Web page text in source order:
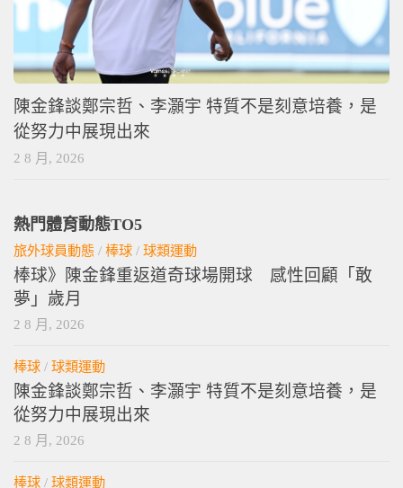
陳金鋒談鄭宗哲、李灝宇 特質不是刻意培養，是
從努力中展現出來
2 8 月, 2026
熱門體育動態TO5
旅外球員動態 / 棒球 / 球類運動
棒球》陳金鋒重返道奇球場開球 感性回顧「敢
夢」歲月
2 8 月, 2026
棒球 / 球類運動
陳金鋒談鄭宗哲、李灝宇 特質不是刻意培養，是
從努力中展現出來
2 8 月, 2026
棒球 / 球類運動